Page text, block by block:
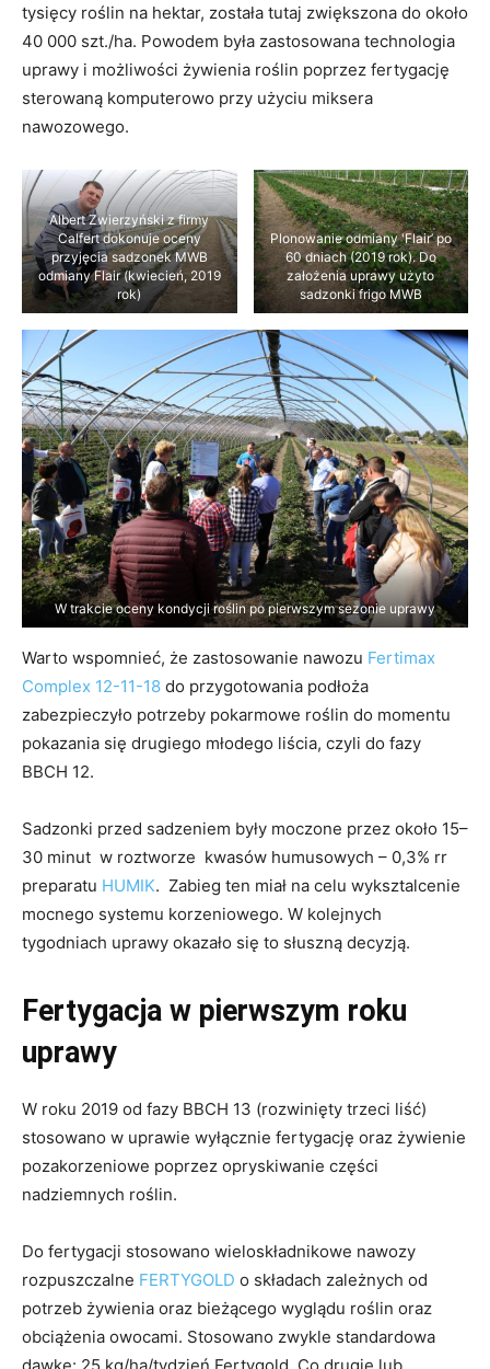
tysięcy roślin na hektar, została tutaj zwiększona do około
40 000 szt./ha. Powodem była zastosowana technologia
uprawy i możliwości żywienia roślin poprzez fertygację
sterowaną komputerowo przy użyciu miksera
nawozowego.
Albert Zwierzyński z firmy
Calfert dokonuje oceny
przyjęcia sadzonek MWB
odmiany Flair (kwiecień, 2019
rok)
Plonowanie odmiany 'Flair’ po
60 dniach (2019 rok). Do
założenia uprawy użyto
sadzonki frigo MWB
W trakcie oceny kondycji roślin po pierwszym sezonie uprawy
Warto wspomnieć, że zastosowanie nawozu Fertimax
Complex 12-11-18 do przygotowania podłoża
zabezpieczyło potrzeby pokarmowe roślin do momentu
pokazania się drugiego młodego liścia, czyli do fazy
BBCH 12.
Sadzonki przed sadzeniem były moczone przez około 15–
30 minut w roztworze kwasów humusowych – 0,3% rr
preparatu HUMIK. Zabieg ten miał na celu wyksztalcenie
mocnego systemu korzeniowego. W kolejnych
tygodniach uprawy okazało się to słuszną decyzją.
Fertygacja w pierwszym roku
uprawy
W roku 2019 od fazy BBCH 13 (rozwinięty trzeci liść)
stosowano w uprawie wyłącznie fertygację oraz żywienie
pozakorzeniowe poprzez opryskiwanie części
nadziemnych roślin.
Do fertygacji stosowano wieloskładnikowe nawozy
rozpuszczalne FERTYGOLD o składach zależnych od
potrzeb żywienia oraz bieżącego wyglądu roślin oraz
obciążenia owocami. Stosowano zwykle standardowa